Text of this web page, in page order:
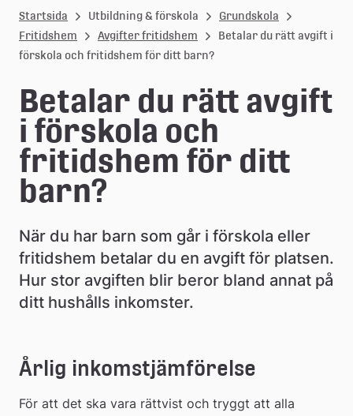
u
l
e
å
k
o
m
m
u
n
Startsida Utbildning & förskola
Grundskola
Fritidshem
Avgifter fritidshem
Betalar du rätt avgift i
förskola och fritidshem för ditt barn?
Betalar du rätt avgift
i förskola och
fritidshem för ditt
barn?
När du har barn som går i förskola eller
fritidshem betalar du en avgift för platsen.
Hur stor avgiften blir beror bland annat på
ditt hushålls inkomster.
Årlig inkomstjämförelse
För att det ska vara rättvist och tryggt att alla